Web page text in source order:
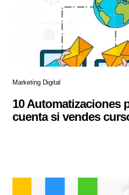
Marketing Digital
10 Automatizaciones
cuenta si vendes